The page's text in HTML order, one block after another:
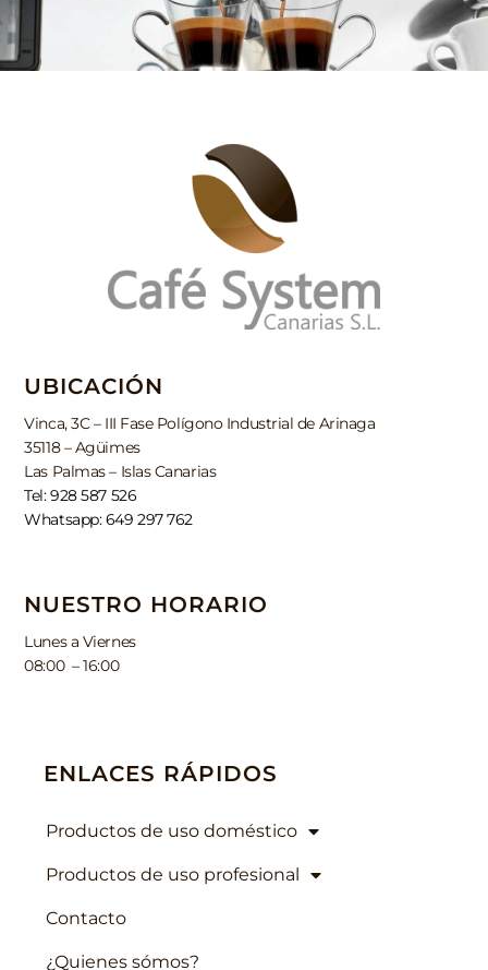
UBICACIÓN
Vinca, 3C – III Fase Polígono Industrial de Arinaga
35118 – Agüimes
Las Palmas – Islas Canarias
Tel: 928 587 526
Whatsapp: 649 297 762
NUESTRO HORARIO
Lunes a Viernes
08:00 – 16:00
ENLACES RÁPIDOS
Productos de uso doméstico
Productos de uso profesional
Contacto
¿Quienes sómos?